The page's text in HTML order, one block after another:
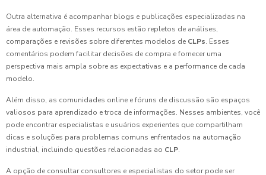
Outra alternativa é acompanhar blogs e publicações especializadas na
área de automação. Esses recursos estão repletos de análises,
comparações e revisões sobre diferentes modelos de CLPs. Esses
comentários podem facilitar decisões de compra e fornecer uma
perspectiva mais ampla sobre as expectativas e a performance de cada
modelo.
Além disso, as comunidades online e fóruns de discussão são espaços
valiosos para aprendizado e troca de informações. Nesses ambientes, você
pode encontrar especialistas e usuários experientes que compartilham
dicas e soluções para problemas comuns enfrentados na automação
industrial, incluindo questões relacionadas ao CLP.
A opção de consultar consultores e especialistas do setor pode ser